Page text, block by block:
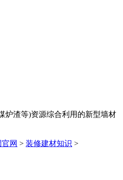
炉渣等)资源综合利用的新型墙材
网 > 装修建材知识 >